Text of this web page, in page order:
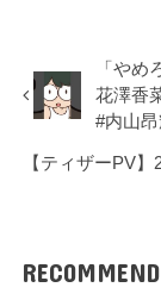
「や
花澤香
#内山
【ティザーPV
RECOMMEND